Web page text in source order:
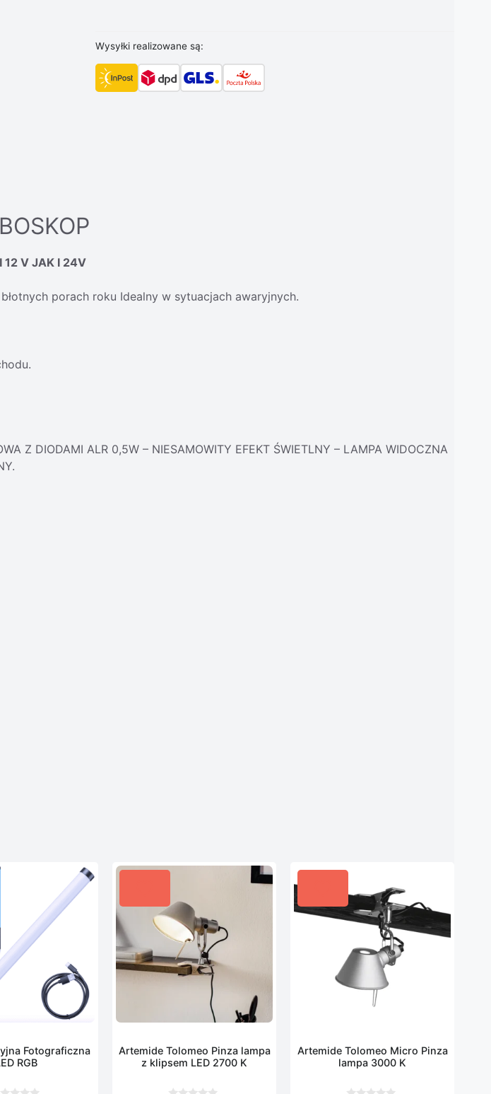
Wysyłki realizowane są:
12 V JAK I 24V
porach roku Idealny w sytuacjach awaryjnych.
Z DIODAMI ALR 0,5W – NIESAMOWITY EFEKT ŚWIETLNY – LAMPA WIDOCZNA
Fotograficzna
RGB
Artemide Tolomeo Pinza lampa
z klipsem LED 2700 K
Artemide Tolomeo Micro Pinza
lampa 3000 K